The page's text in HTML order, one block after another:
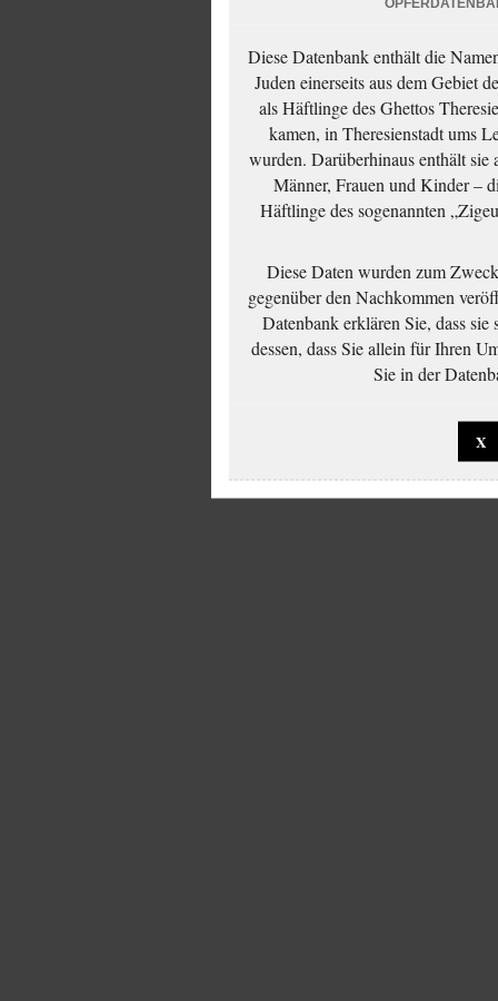
Diese Datenbank enthält die
Juden einerseits aus dem Gebiet
als Häftlinge des Ghettos
kamen, in Theresienstadt ums
wurden. Darüberhinaus enthält
Männer, Frauen und Kinder –
Häftlinge des sogenannten
Diese Daten wurden zum
gegenüber den Nachkommen
Datenbank erklären Sie, dass sie
dessen, dass Sie allein für Ihren
Sie in der
X